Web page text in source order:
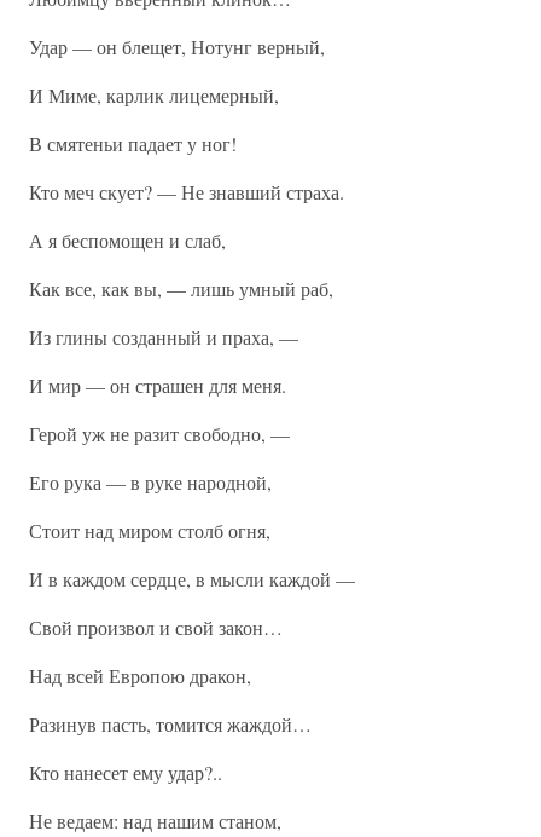
Удар — он блещет, Нотунг верный,
И Миме, карлик лицемерный,
В смятеньи падает у ног!
Кто меч скует? — Не знавший страха.
А я беспомощен и слаб,
Как все, как вы, — лишь умный раб,
Из глины созданный и праха, —
И мир — он страшен для меня.
Герой уж не разит свободно, —
Его рука — в руке народной,
Стоит над миром столб огня,
И в каждом сердце, в мысли каждой —
Свой произвол и свой закон…
Над всей Европою дракон,
Разинув пасть, томится жаждой…
Кто нанесет ему удар?..
Не ведаем: над нашим станом,